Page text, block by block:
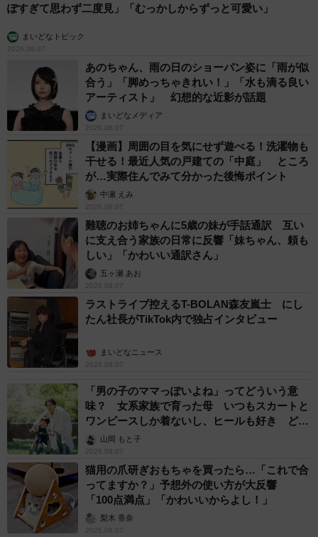
ぽすぎて思わず二度見」「むっかしからずっと可愛い」
まいどなトピック
2026.08.07
あのちゃん、雨の日のショーパン姿に「雨が似
合う」「脚めっちゃきれい！」「水も滴る良い
アーティスト」 幻想的な近影が話題
まいどなメディア
2026.08.07
【漫画】周囲の目を気にせず遊べる！洗濯物も
干せる！最近人気の戸建ての「中庭」 ところ
が…実際住んでみて分かった後悔ポイント
中瀬 えみ
2026.08.07
難聴のお姉ちゃんに5歳の妹が手話通訳 互い
に支え合う家族の日常に反響「妹ちゃん、頼も
しい」「かわいい通訳さん」
五ヶ瀬 あお
2026.08.07
ラストライブ控えるT-BOLAN森友嵐士 にし
たん社長がTikTok内で独占インタビュー
まいどなニュース
2026.08.07
「男の子のママっぽいよね」ってどういう意
味？ 女系家族で育った母 いつもスカートと
ワンピースしか着ないし、ヒールも好き どの
へんが…
山岡 もと子
2026.08.07
猫用の爪研ぎおもちゃを買ったら…「これで合
ってますか？」予想外の使い方が大反響
「100点満点」「かわいいからよし！」
梨木 香奈
2026.08.07